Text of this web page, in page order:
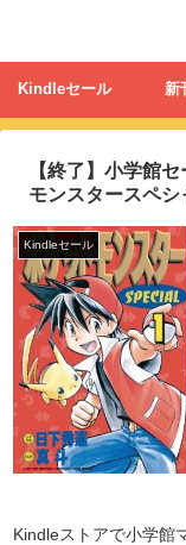
Kindleセール 新
【終了】小学館
モンスタースペ
Kindleセール
Kindleストアで小学館